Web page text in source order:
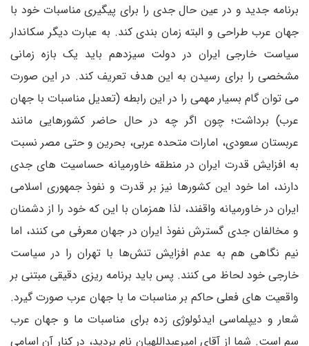
برنامه جدید و در عین حال جدی را برای پیگیری مناسبات خود با
جهان عرب طراحی و البته زمان بندی کند. به عبارت دیگر سکاندار
سیاست خارجی ایران در دولت سیزدهم باید یک بازه زمانی
مشخصی را برای رسیدن به این هدف تعریف کند. در این صورت
می توان گام بسیار مهمی را در این رابطه (تعدیل مناسبات با جهان
عرب) برداشت؛ چون اگر چه در حال حاضر کشورهایی مانند
عربستان سعودی، امارات متحده عربی، بحرین و حتی مصر نسبت
به افزایش قدرت ایران در منطقه خاورمیانه حساسیت های جدی
دارند، اما خود این کشورها نیز بر قدرت و نفوذ جمهوری اسلامی
ایران در خاورمیانه واقفند، لذا همزمان با این که خود را از دشمنان
و مخالفان جدی گسترش نفوذ ایران در جهان معرفی می کنند، اما
نیم نگاهی هم به عدم افزایش تنش‌ها با تهران را در سیاست
خارجی خود لحاظ می کنند. پس باید برنامه ریزی دقیقی مبتنی بر
واقعیت های فعلی حاکم بر مناسبات ما با جهان عرب صورت گیرد.
شعار و دیپلماسی ایدئولوژی زده برای مناسبات ما و جهان عرب
سم است. شما از آقای امیرعبداللهیان نام بردید، در کنار آن اسامی